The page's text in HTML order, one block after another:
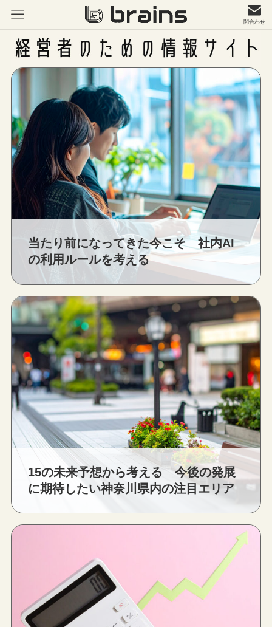
問合わせ
当たり前になってきた今こそ 社内AI
の利用ルールを考える
15の未来予想から考える 今後の発展
に期待したい神奈川県内の注目エリア